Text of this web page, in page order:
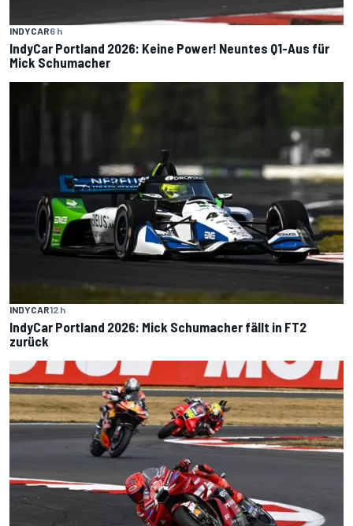
INDYCAR6 h
IndyCar Portland 2026: Keine Power! Neuntes Q1-Aus für
Mick Schumacher
INDYCAR12 h
IndyCar Portland 2026: Mick Schumacher fällt in FT2
zurück